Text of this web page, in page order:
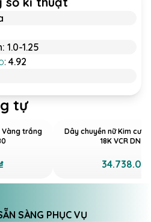
1.0-1.25
: 4.92
tự
Vàng trắng
Dây chuyền nữ Kim
18K VCR DN-
SÀNG PHỤC VỤ